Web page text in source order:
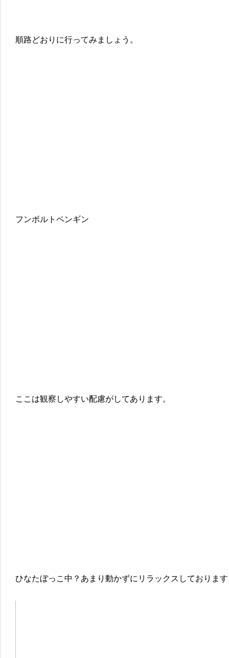
順路どおりに行ってみましょう。
フンボルトペンギン
ここは観察しやすい配慮がしてあります。
ひなたぼっこ中？あまり動かずにリラックスしておりま